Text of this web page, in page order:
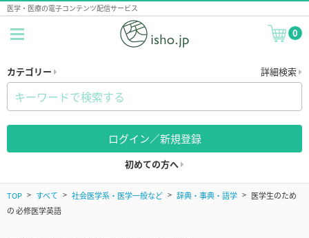
医学・医療の電子コンテンツ配信サービス
0
カテゴリー 詳細検索
ログイン／新規登録
初めての方へ
TOP すべて 社会医学系・医学一般など 辞典・事典・語学
医学生のため
の 必修医学英語